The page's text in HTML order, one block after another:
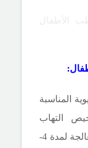
:
المناسبة
التهاب
الشغاف الانتاني مباشرة يوصى بالمعالجة لمدة 4-